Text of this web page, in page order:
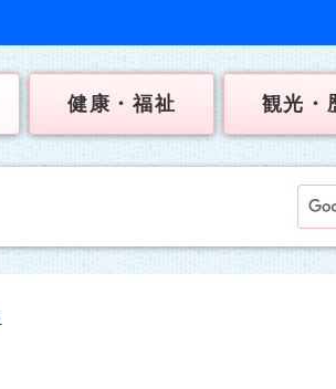
健康・福祉 観光・